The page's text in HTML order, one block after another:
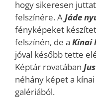
hogy sikeresen
felszínére. A Jáde
fényképeket
felszínén, de a Kínai
jóval később tette
Képtár rovatában
néhány képet a
galériából.